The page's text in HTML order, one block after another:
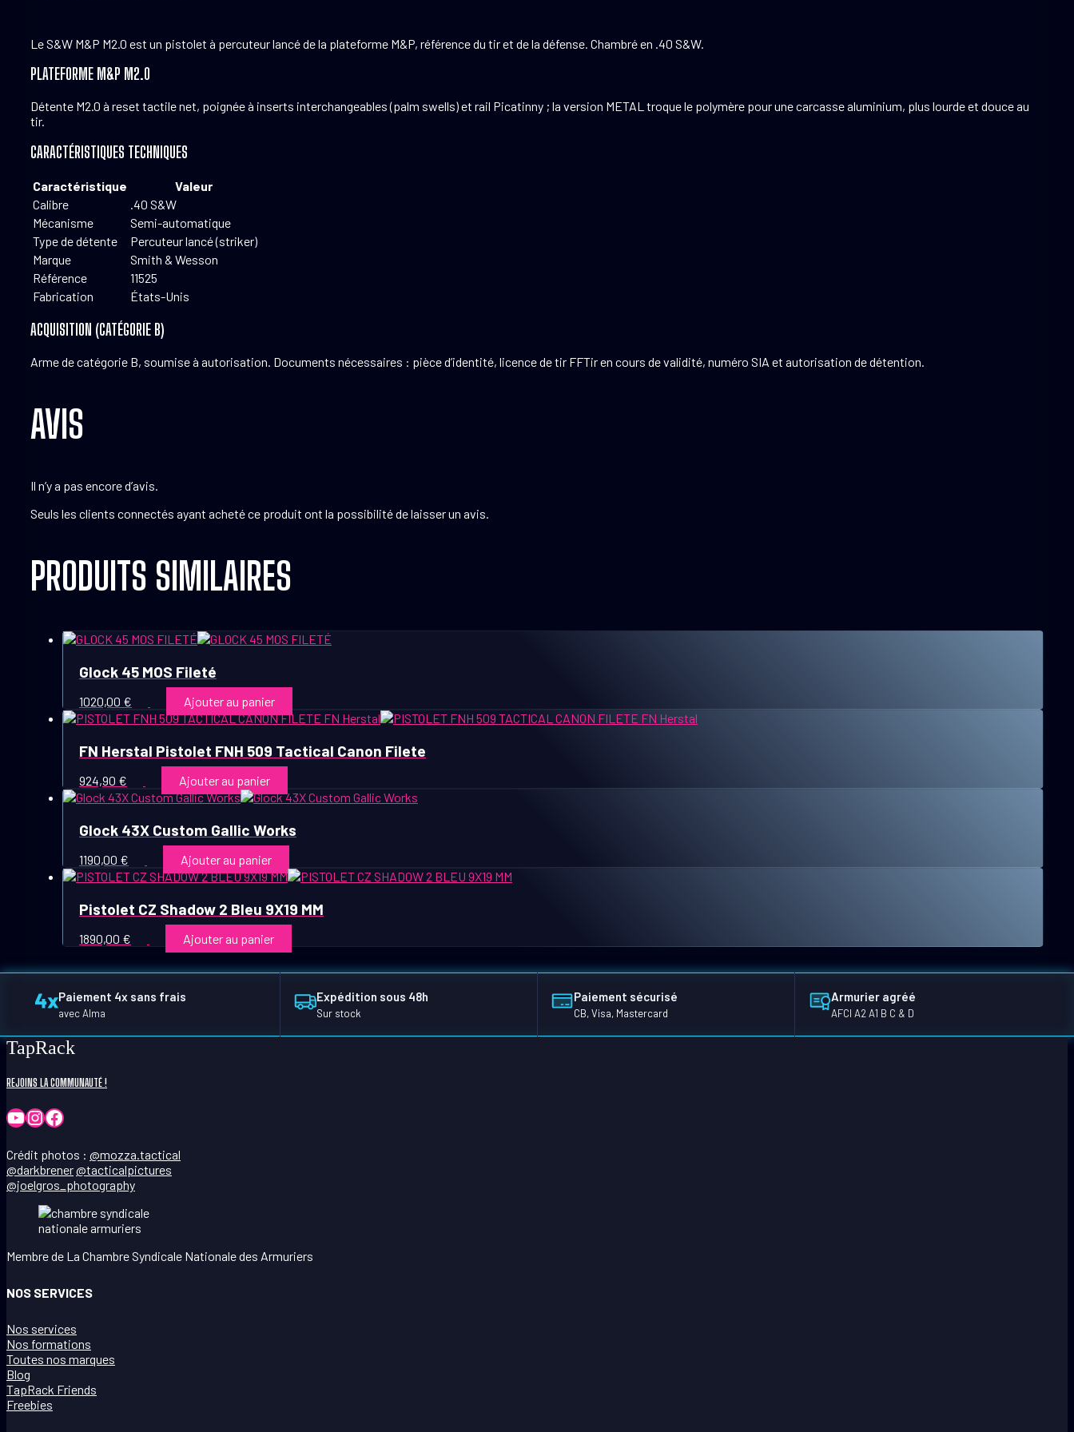
Le S&W M&P M2.0 est un pistolet à percuteur lancé de la plateforme M&P, référence du tir et de la défense. Chambré en .40 S&W.
PLATEFORME M&P M2.0
Détente M2.0 à reset tactile net, poignée à inserts interchangeables (palm swells) et rail Picatinny ; la version METAL troque le polymère pour une carcasse aluminium, plus lourde et douce au
tir.
CARACTÉRISTIQUES TECHNIQUES
Caractéristique
Valeur
Calibre
.40 S&W
Mécanisme
Semi-automatique
Type de détente
Percuteur lancé (striker)
Marque
Smith & Wesson
Référence
11525
Fabrication
États-Unis
ACQUISITION (CATÉGORIE B)
Arme de catégorie B, soumise à autorisation. Documents nécessaires : pièce d’identité, licence de tir FFTir en cours de validité, numéro SIA et autorisation de détention.
AVIS
Il n’y a pas encore d’avis.
Seuls les clients connectés ayant acheté ce produit ont la possibilité de laisser un avis.
PRODUITS SIMILAIRES
Glock 45 MOS Fileté
1020,00 € Ajouter au panier
FN Herstal Pistolet FNH 509 Tactical Canon Filete
924,90 € Ajouter au panier
Glock 43X Custom Gallic Works
1190,00 € Ajouter au panier
Pistolet CZ Shadow 2 Bleu 9X19 MM
1890,00 € Ajouter au panier
Paiement 4x sans frais
avec Alma
Expédition sous 48h
Sur stock
Paiement sécurisé
CB, Visa, Mastercard
Armurier agréé
AFCI A2 A1 B C & D
TapRack
REJOINS LA COMMUNAUTÉ !
YouTube
Instagram
Facebook
Crédit photos : @mozza.tactical
@darkbrener@tacticalpictures
@joelgros_photography
Membre de La Chambre Syndicale Nationale des Armuriers
NOS SERVICES
Nos services
Nos formations
Toutes nos marques
Blog
TapRack Friends
Freebies